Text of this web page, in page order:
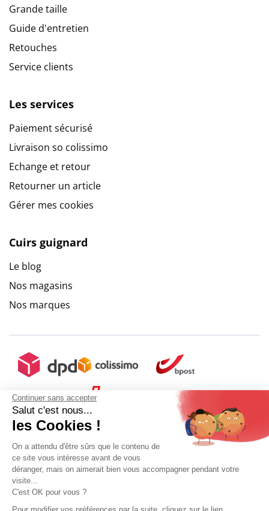
Continuer sans accepter
Salut c'est nous...
les Cookies !
On a attendu d'être sûrs que le contenu de
ce site vous intéresse avant de vous
déranger, mais on aimerait bien vous accompagner pendant votre
visite...
C'est OK pour vous ?
Pour modifier vos préférences par la suite, cliquez sur le lien
Grande taille
Guide d'entretien
Retouches
Service clients
Les services
Paiement sécurisé
Livraison so colissimo
Echange et retour
Retourner un article
Gérer mes cookies
Cuirs guignard
Le blog
Nos magasins
Nos marques